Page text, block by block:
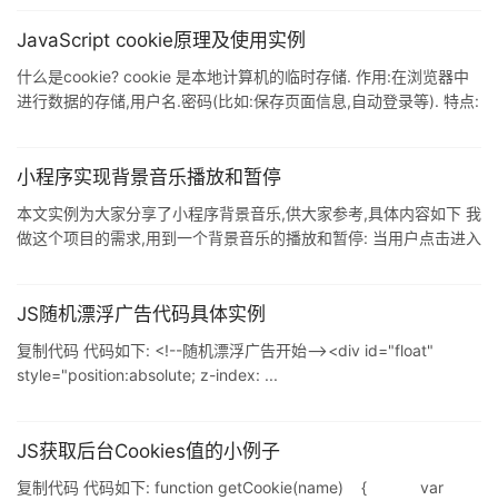
JavaScript cookie原理及使用实例
什么是cookie? cookie 是本地计算机的临时存储. 作用:在浏览器中
进行数据的存储,用户名.密码(比如:保存页面信息,自动登录等). 特点:
小程序实现背景音乐播放和暂停
本文实例为大家分享了小程序背景音乐,供大家参考,具体内容如下 我
做这个项目的需求,用到一个背景音乐的播放和暂停: 当用户点击进入
JS随机漂浮广告代码具体实例
复制代码 代码如下: <!--随机漂浮广告开始--><div id="float"
style="position:absolute; z-index: ...
JS获取后台Cookies值的小例子
复制代码 代码如下: function getCookie(name) { var